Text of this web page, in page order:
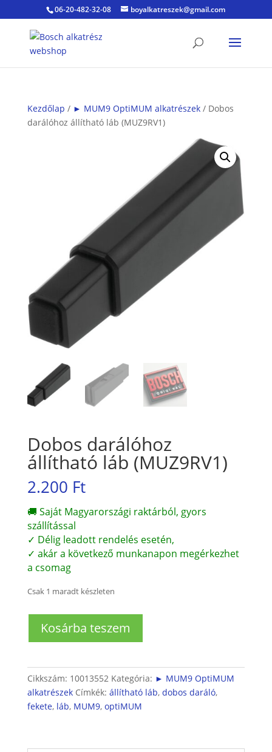
06-20-482-32-08 boyalkatreszek@gmail.com
Kezdőlap / ► MUM9 OptiMUM alkatrészek/ Dobos
darálóhoz állítható láb (MUZ9RV1)
Dobos darálóhoz
állítható láb (MUZ9RV1)
2.200 Ft
🚚 Saját Magyarországi raktárból, gyors
szállítással
✓ Délig leadott rendelés esetén,
✓ akár a következő munkanapon megérkezhet
a csomag
Csak 1 maradt készleten
darálóhoz
(MUZ9RV1)
mennyiség
Kosárba teszem
Cikkszám: 10013552 Kategória: ► MUM9 OptiMUM
alkatrészek Címkék: állítható láb, dobos daráló,
fekete, láb, MUM9, optiMUM